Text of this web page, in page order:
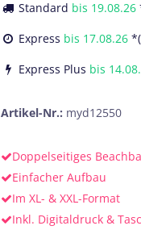
Standard bis 19.08.26
Express bis 17.08.26
Express Plus bis
Artikel-Nr.: myd12550
Doppelseitiges
Einfacher Aufbau
Im XL- & XXL-Format
Inkl. Digitaldruck &